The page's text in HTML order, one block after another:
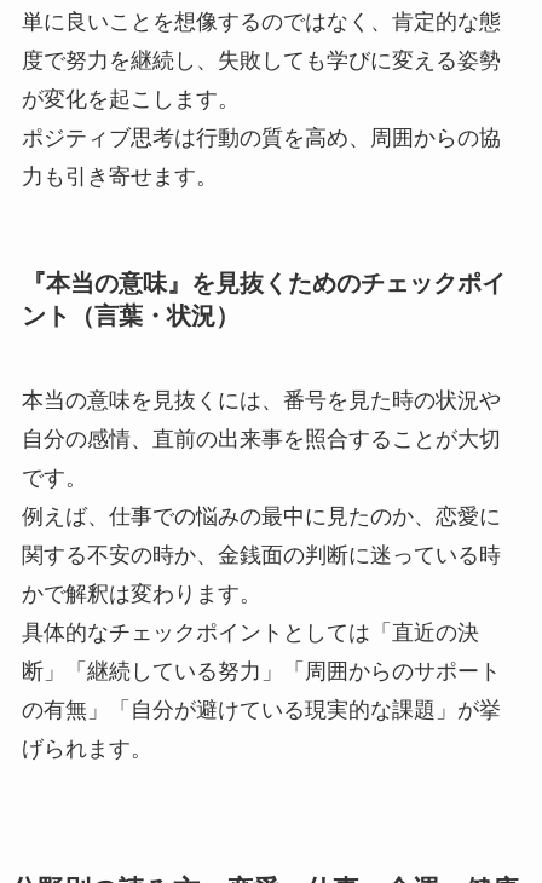
単に良いことを想像するのではなく、肯定的な態
度で努力を継続し、失敗しても学びに変える姿勢
が変化を起こします。
ポジティブ思考は行動の質を高め、周囲からの協
力も引き寄せます。
『本当の意味』を見抜くためのチェックポイ
ント（言葉・状況）
本当の意味を見抜くには、番号を見た時の状況や
自分の感情、直前の出来事を照合することが大切
です。
例えば、仕事での悩みの最中に見たのか、恋愛に
関する不安の時か、金銭面の判断に迷っている時
かで解釈は変わります。
具体的なチェックポイントとしては「直近の決
断」「継続している努力」「周囲からのサポート
の有無」「自分が避けている現実的な課題」が挙
げられます。